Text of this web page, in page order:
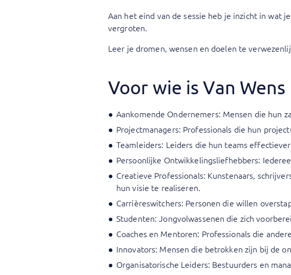
Aan het eind van de sessie heb je inzicht in wat
vergroten.
Leer je dromen, wensen en doelen te
Voor wie is Van
Aankomende Ondernemers: Mensen die hun
Projectmanagers: Professionals die hun
Teamleiders: Leiders die hun teams
Persoonlijke Ontwikkelingsliefhebbers:
Creatieve Professionals: Kunstenaars,
hun visie te realiseren.
Carrièreswitchers: Personen die willen
Studenten: Jongvolwassenen die zich
Coaches en Mentoren: Professionals die
Innovators: Mensen die betrokken zijn bij de
Organisatorische Leiders: Bestuurders en